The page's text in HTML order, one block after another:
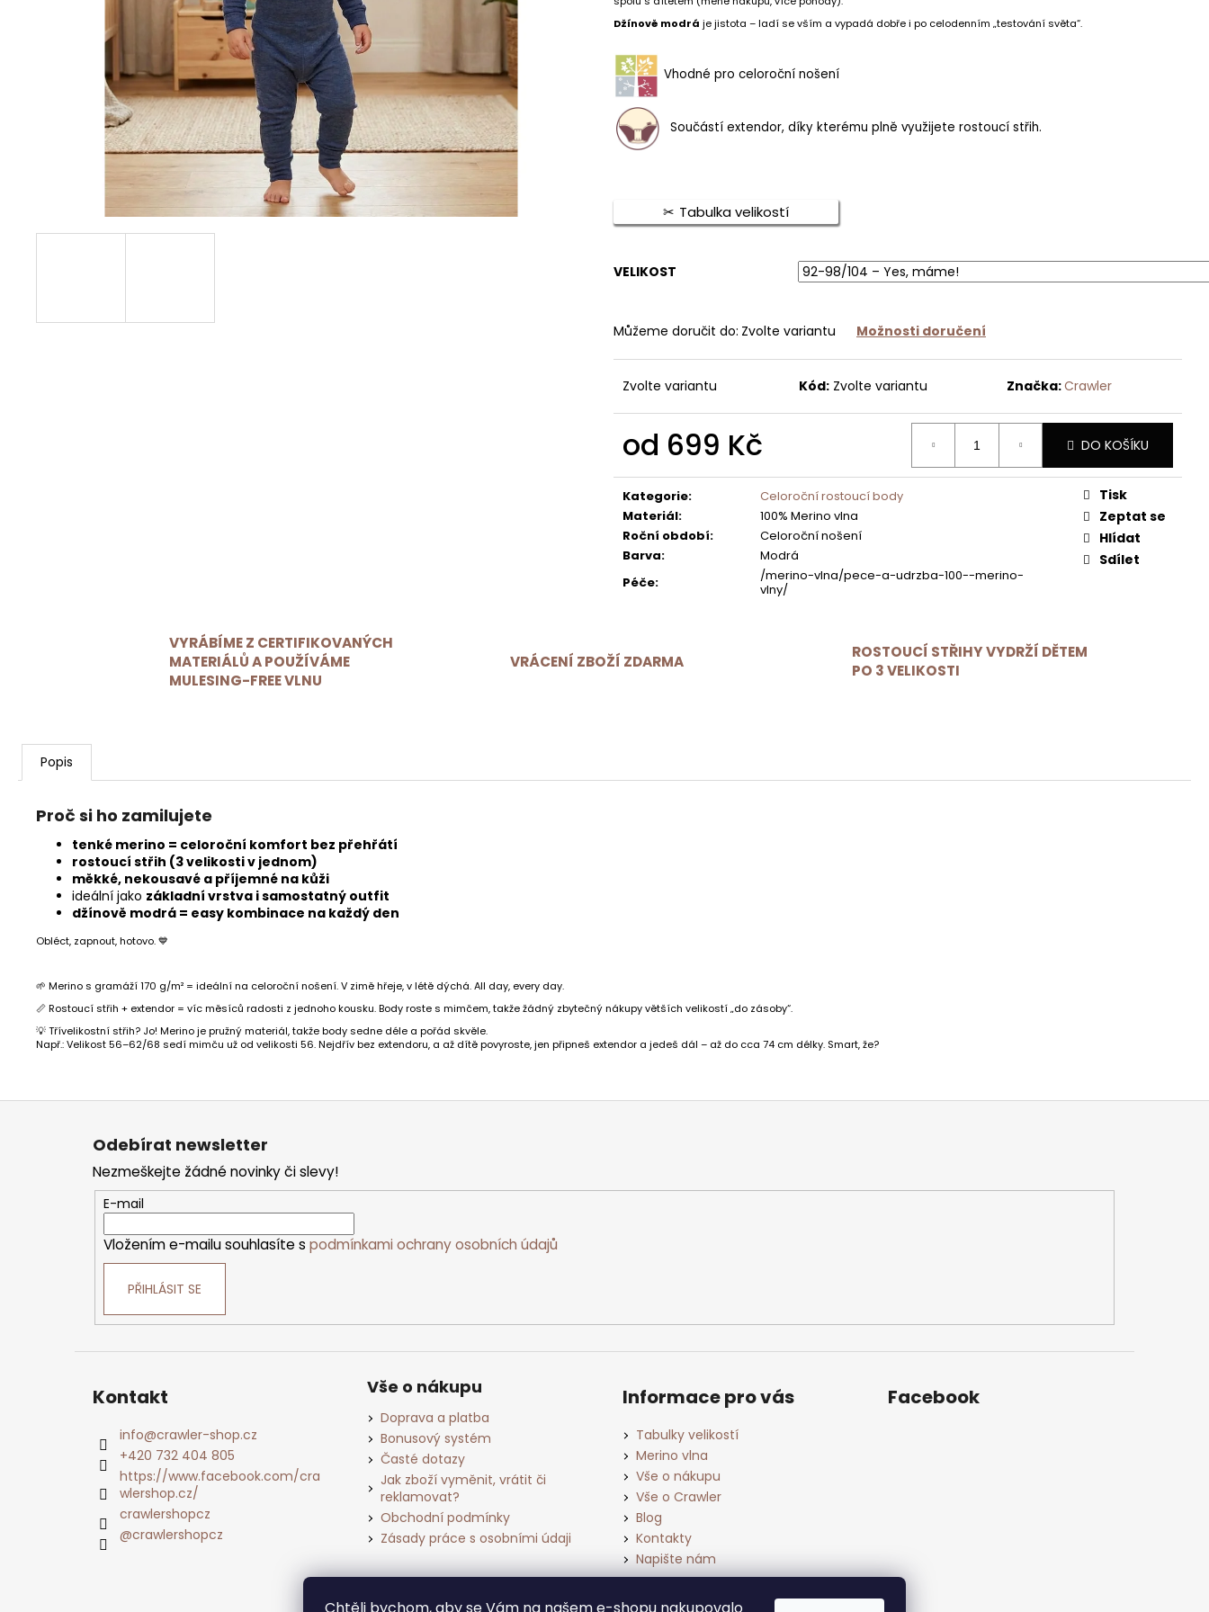
Džínově modrá je jistota – ladí se vším a vypadá dobře i po celodenním „testování světa“.
Vhodné pro celoroční nošení
Součástí extendor, díky kterému plně využijete rostoucí střih.
Tabulka velikostí
VELIKOST
Můžeme doručit do: Zvolte variantu Možnosti doručení
Zvolte variantu Kód: Zvolte variantu Značka:Crawler
od 699 Kč DO KOŠÍKU
Kategorie:
Celoroční rostoucí body
Materiál:
100% Merino vlna
Roční období:
Celoroční nošení
Barva:
Modrá
Péče:
/merino-vlna/pece-a-udrzba-100--merino-
vlny/
Tisk
Zeptat se
Hlídat
Sdílet
VYRÁBÍME Z CERTIFIKOVANÝCH
MATERIÁLŮ A POUŽÍVÁME
MULESING-FREE VLNU
VRÁCENÍ ZBOŽÍ ZDARMA
ROSTOUCÍ STŘIHY VYDRŽÍ DĚTEM
PO 3 VELIKOSTI
Popis
Proč si ho zamilujete
tenké merino = celoroční komfort bez přehřátí
rostoucí střih (3 velikosti v jednom)
měkké, nekousavé a příjemné na kůži
ideální jako základní vrstva i samostatný outfit
džínově modrá = easy kombinace na každý den
Obléct, zapnout, hotovo. 💙
🌱 Merino s gramáží 170 g/m² = ideální na celoroční nošení. V zimě hřeje, v létě dýchá. All day, every day.
📏 Rostoucí střih + extendor = víc měsíců radosti z jednoho kousku. Body roste s mimčem, takže žádný zbytečný nákupy větších velikostí „do zásoby“.
💡 Třívelikostní střih? Jo! Merino je pružný materiál, takže body sedne déle a pořád skvěle.
Např.: Velikost 56–62/68 sedí mimču už od velikosti 56. Nejdřív bez extendoru, a až dítě povyroste, jen připneš extendor a jedeš dál – až do cca 74 cm délky. Smart, že?
750 Kč
Z
Odebírat newsletter
Nezmeškejte žádné novinky či slevy!
E-mail
Vložením e-mailu souhlasíte s podmínkami ochrany osobních údajů
PŘIHLÁSIT SE
Kontakt
info@crawler-shop.cz
+420 732 404 805
https://www.facebook.com/cra
wlershop.cz/
crawlershopcz
@crawlershopcz
Vše o nákupu
Doprava a platba
Bonusový systém
Časté dotazy
Jak zboží vyměnit, vrátit či
reklamovat?
Obchodní podmínky
Zásady práce s osobními údaji
Informace pro vás
Tabulky velikostí
Merino vlna
Vše o nákupu
Vše o Crawler
Blog
Kontakty
Napište nám
Facebook